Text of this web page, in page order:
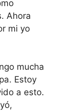
Ahora
mi yo
mucha
Estoy
a esto.